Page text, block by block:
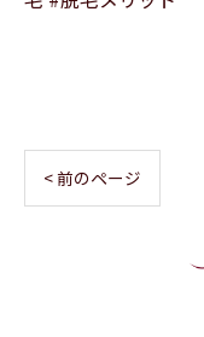
< 前のページ